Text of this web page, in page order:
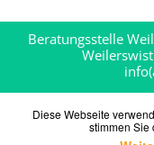
Beratungsstelle
Diese Webseite
stimmen Sie